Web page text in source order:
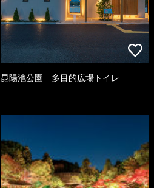
昆陽池公園 多目的広場トイレ